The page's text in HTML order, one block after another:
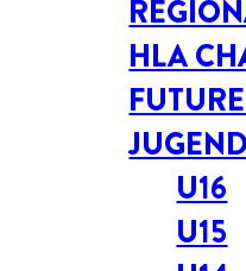
HLA
U16
U15